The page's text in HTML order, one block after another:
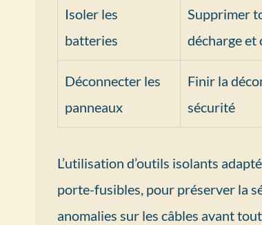
Isoler les
batteries
Supprimer
décharge
Déconnecter les
panneaux
Finir la
sécurité
L’utilisation d’outils isolants
porte-fusibles, pour préserver la
anomalies sur les câbles avant